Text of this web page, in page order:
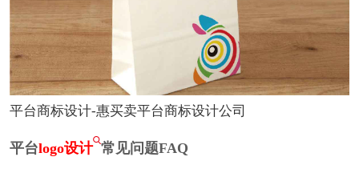
平台商标设计-惠买卖平台商标设计公司
平台logo设计 常见问题FAQ